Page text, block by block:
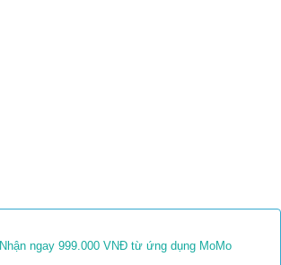
Nhận ngay 999.000 VNĐ từ ứng dụng MoMo